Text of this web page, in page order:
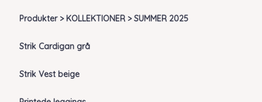
Produkter > KOLLEKTIONER > SUMMER 2025
Strik Cardigan grå
Strik Vest beige